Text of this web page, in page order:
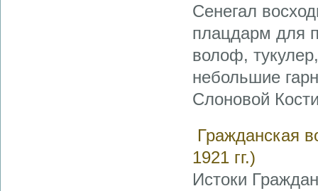
Сенегал
плацдарм для
волоф,
небольшие
Слоновой
Гражданская
1921 гг.)
Истоки